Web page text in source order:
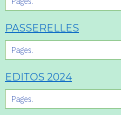
PASSERELLES
EDITOS 2024